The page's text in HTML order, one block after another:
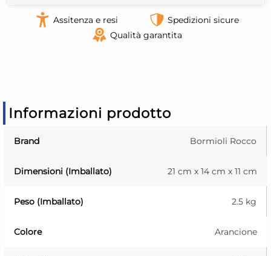
Assitenza e resi
Spedizioni sicure
Qualità garantita
Informazioni prodotto
Brand Bormioli Rocco
Dimensioni (Imballato) 21 cm x 14 cm x 11 cm
Peso (Imballato) 2.5 kg
Colore Arancione